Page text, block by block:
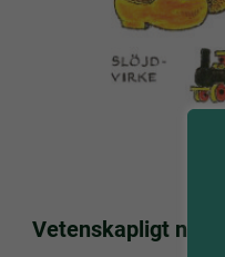
Vetenskapligt namn: